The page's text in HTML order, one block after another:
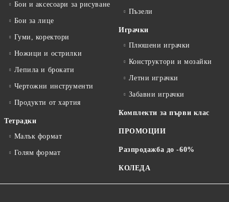
Бои и аксесоари за рисуване
Бои за лице
Гуми, коректори
Ножици и острилки
Лепила и брокати
Чертожни инструменти
Продукти от хартия
Тетрадки
Малък формат
Голям формат
Пъзели
Играчки
Плюшени играчки
Конструктори и мозайки
Летни играчки
Забавни играчки
Комплекти за първи клас
ПРОМОЦИИ
Разпродажба до -60%
КОЛЕДА